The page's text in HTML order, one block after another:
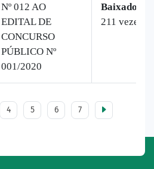
Nº 012 AO
EDITAL DE
CONCURSO
PÚBLICO Nº
001/2020
Baixado:
211 vezes
4 5 6 7